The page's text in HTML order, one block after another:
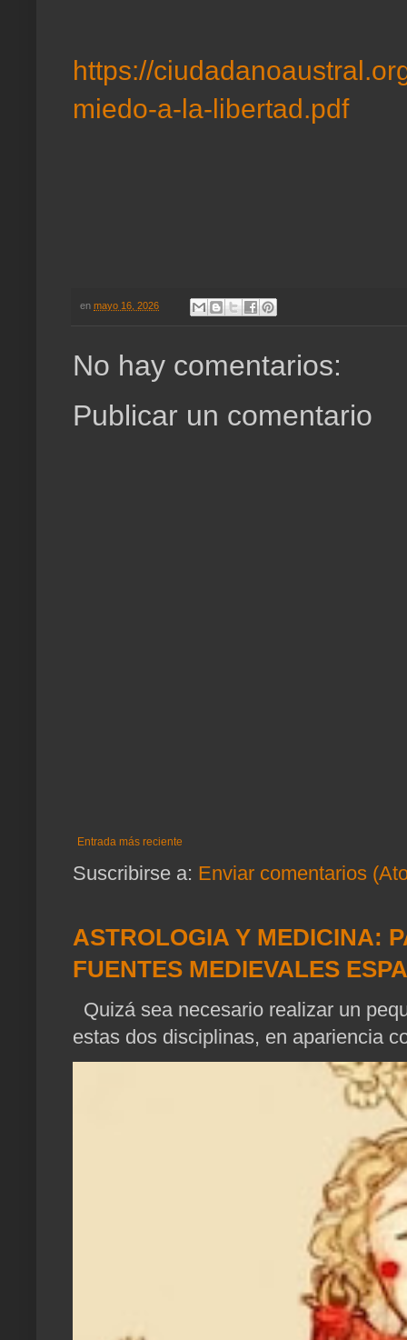
https://
miedo-a-la-libertad.pdf
en mayo 16, 2026
No hay comentarios:
Publicar un comentario
Entrada más reciente
Suscribirse a: Enviar comentarios
ASTROLOGIA Y MEDICINA:
FUENTES MEDIEVALES
Quizá sea necesario realizar un
estas dos disciplinas, en apariencia